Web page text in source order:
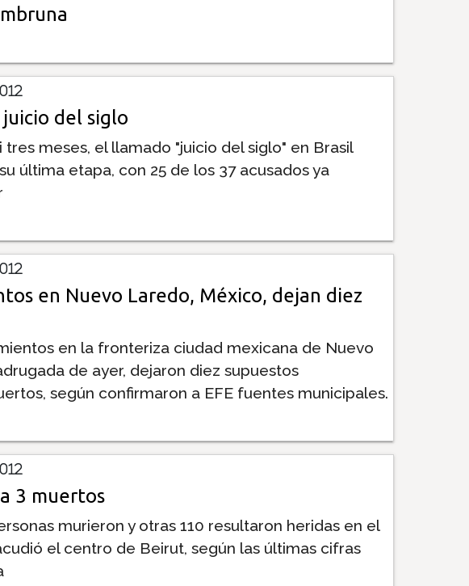
del siglo
tres meses, el llamado "juicio del siglo" en Brasil
última etapa, con 25 de los 37 acusados ya
en Nuevo Laredo, México, dejan diez
en la fronteriza ciudad mexicana de Nuevo
de ayer, dejaron diez supuestos
según confirmaron a EFE fuentes municipales.
3 muertos
murieron y otras 110 resultaron heridas en el
el centro de Beirut, según las últimas cifras